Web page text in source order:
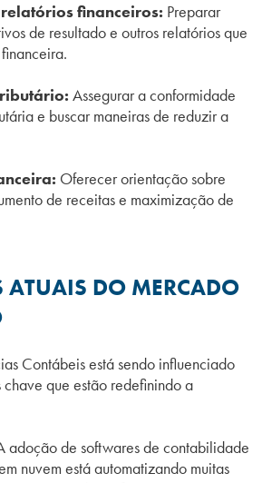
financeiros: Preparar
de resultado e outros relatórios que
Assegurar a conformidade
e buscar maneiras de reduzir a
Oferecer orientação sobre
de receitas e maximização de
ATUAIS DO MERCADO
Contábeis está sendo influenciado
que estão redefinindo a
adoção de softwares de contabilidade
nuvem está automatizando muitas